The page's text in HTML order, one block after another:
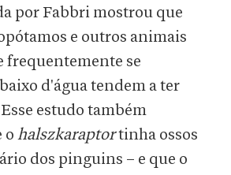
por Fabbri mostrou que
e outros animais
frequentemente se
d'água tendem a ter
estudo também
o halszkaraptortinha ossos
dos pinguins – e que o